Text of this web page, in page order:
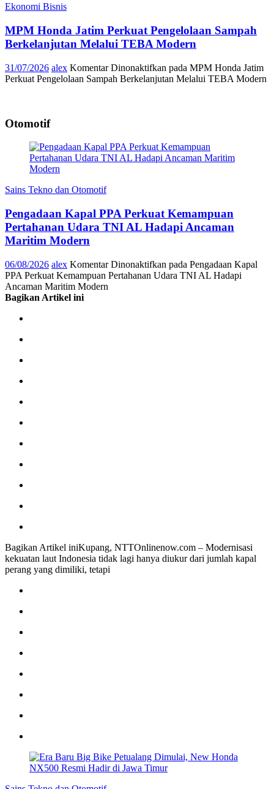
Ekonomi Bisnis
MPM Honda Jatim Perkuat Pengelolaan Sampah
Berkelanjutan Melalui TEBA Modern
31/07/2026 alex Komentar Dinonaktifkan pada MPM Honda Jatim
Perkuat Pengelolaan Sampah Berkelanjutan Melalui TEBA Modern
Otomotif
Sains Tekno dan Otomotif
Pengadaan Kapal PPA Perkuat Kemampuan
Pertahanan Udara TNI AL Hadapi Ancaman
Maritim Modern
06/08/2026 alex Komentar Dinonaktifkan pada Pengadaan Kapal
PPA Perkuat Kemampuan Pertahanan Udara TNI AL Hadapi
Ancaman Maritim Modern
Bagikan Artikel ini
Bagikan Artikel iniKupang, NTTOnlinenow.com – Modernisasi
kekuatan laut Indonesia tidak lagi hanya diukur dari jumlah kapal
perang yang dimiliki, tetapi